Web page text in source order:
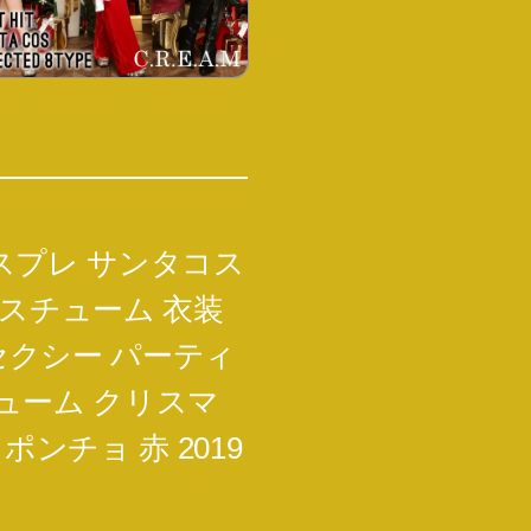
プレ サンタコス
チューム 衣装
シー パーティ
ーム クリスマ
ンチョ 赤 2019